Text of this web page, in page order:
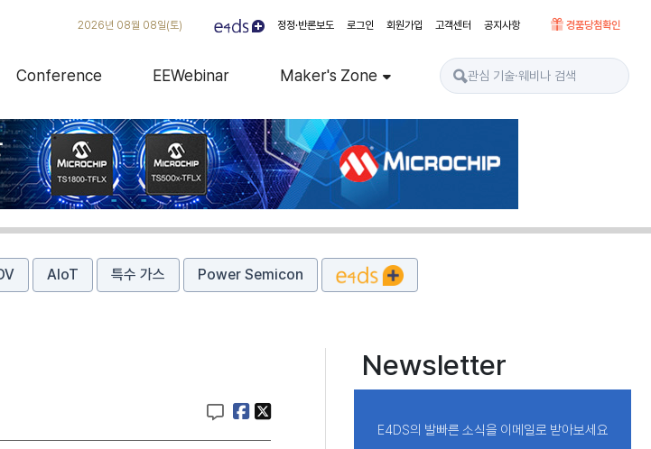
2026년 08월 08일(토) 정정·반론보도 로그인 회원가입 고객센터 공지사항 경품당첨확인
Conference EEWebinar Maker's Zone
AIoT 특수 가스 Power Semicon
Newsletter
E4DS의 발빠른 소식을 이메일로 받아보세요